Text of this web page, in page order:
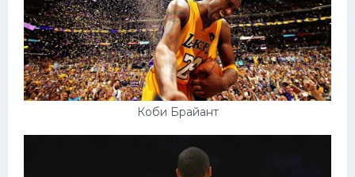
Коби Брайант